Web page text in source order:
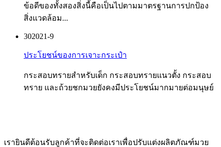
ข้อดีของทั้งสองสิ่งนี้คือเป็นไปตามมาตรฐานการปกป้อง
สิ่งแวดล้อม...
302021-9
ประโยชน์ของการเจาะกระเป๋า
กระสอบทรายสำหรับเด็ก กระสอบทรายแนวตั้ง กระสอบ
ทราย และถ้วยชกมวยยังคงมีประโยชน์มากมายต่อมนุษย์
เรายินดีต้อนรับลูกค้าที่จะติดต่อเราเพื่อปรับแต่งผลิตภัณฑ์มวย